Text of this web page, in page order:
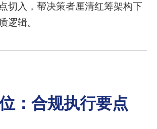
切入，帮决策者厘清红筹架构下
逻辑。
：合规执行要点